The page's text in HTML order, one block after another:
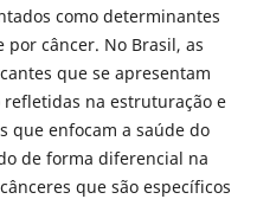
como determinantes
câncer. No Brasil, as
que se apresentam
na estruturação e
que enfocam a saúde do
de forma diferencial na
que são específicos